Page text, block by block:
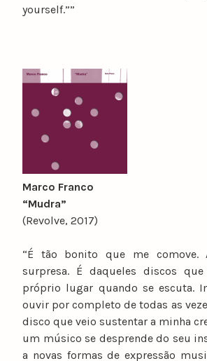
yourself.””
Marco Franco
“Mudra”
(Revolve, 2017)
“É tão bonito que me comove.
surpresa. É daqueles discos
próprio lugar quando se escuta.
ouvir por completo de todas as
disco que veio sustentar a minha
um músico se desprende do seu
a novas formas de expressão